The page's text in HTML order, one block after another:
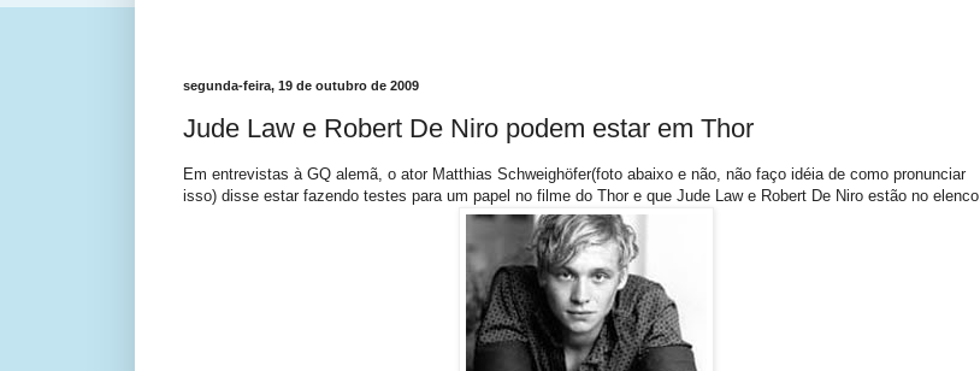
segunda-feira, 19 de outubro de 2009
Jude Law e Robert De Niro podem estar em Thor
Em entrevistas à GQ alemã, o ator Matthias Schweighöfer(foto abaixo e não, não faço idéia de como pronunciar
isso) disse estar fazendo testes para um papel no filme do Thor e que Jude Law e Robert De Niro estão no elenco.